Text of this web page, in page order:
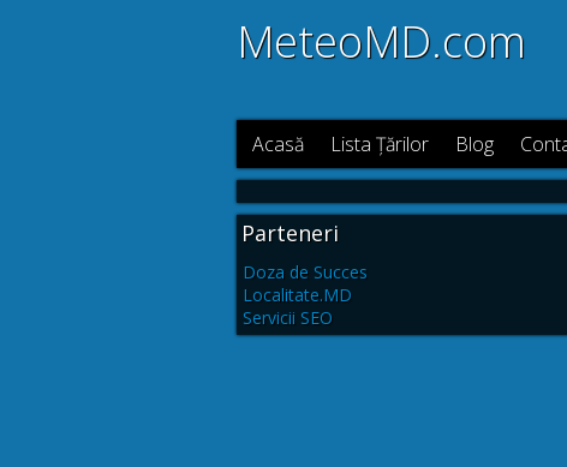
MeteoMD.com
Acasă Lista Țărilor Blog
Parteneri
Doza de Succes
Localitate.MD
Servicii SEO